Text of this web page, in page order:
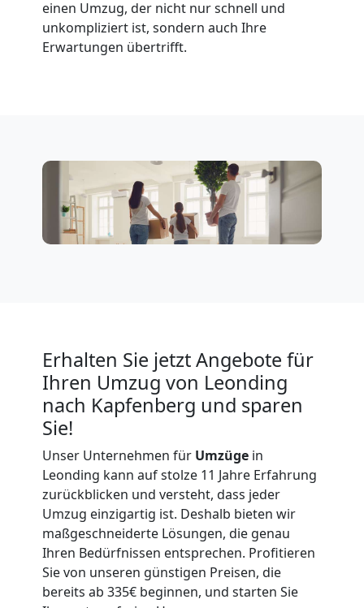
einen Umzug, der nicht nur schnell und
unkompliziert ist, sondern auch Ihre
Erwartungen übertrifft.
Erhalten Sie jetzt Angebote für
Ihren Umzug von Leonding
nach Kapfenberg und sparen
Sie!
Unser Unternehmen für Umzüge in
Leonding kann auf stolze 11 Jahre Erfahrung
zurückblicken und versteht, dass jeder
Umzug einzigartig ist. Deshalb bieten wir
maßgeschneiderte Lösungen, die genau
Ihren Bedürfnissen entsprechen. Profitieren
Sie von unseren günstigen Preisen, die
bereits ab 335€ beginnen, und starten Sie